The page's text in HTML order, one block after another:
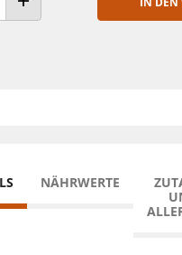
ANZAHL ERHÖHEN
NÄHRWERTE